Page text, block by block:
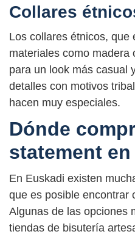
Collares
Los collares étnicos, que
materiales como madera
para un look más casual
detalles con motivos
hacen muy especiales.
Dónde
statement
En Euskadi existen
que es posible encontrar
Algunas de las opciones
tiendas de bisutería